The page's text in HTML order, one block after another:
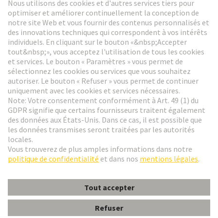
Aller à l'inscription
Social Media
France Français
© HARTING Technology Group
ContactPolitique de confidentialité